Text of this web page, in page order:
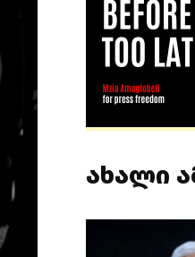
ახალი